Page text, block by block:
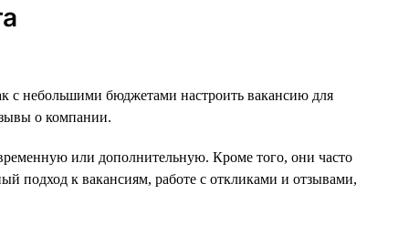
с небольшими бюджетами настроить вакансию для
о компании.
или дополнительную. Кроме того, они часто
подход к вакансиям, работе с откликами и отзывами,